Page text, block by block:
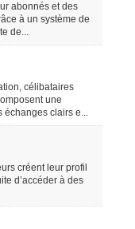
abonnés et des
à un système de
de...
célibataires
une
échanges clairs e...
créent leur profil
d’accéder à des